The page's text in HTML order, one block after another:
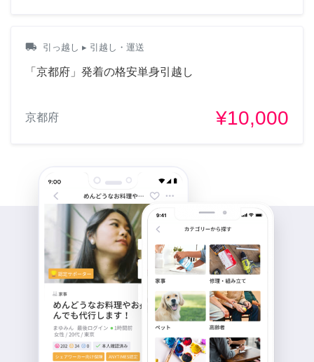
local_shipping 引っ越し ▸ 引越し・運送
「京都府」発着の格安単身引越し
京都府 ¥10,000